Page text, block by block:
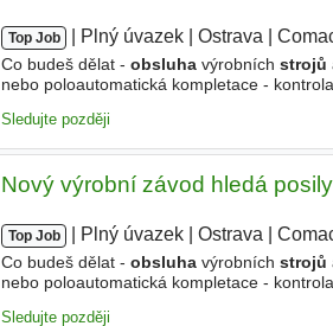
Top Job Plný úvazek Ostrava
Co budeš dělat - obsluhavýrobních strojů
nebo poloautomatická kompletace -
Sledujte později
Nový výrobní závod hledá
Top Job Plný úvazek Ostrava
Co budeš dělat - obsluhavýrobních strojů
nebo poloautomatická kompletace -
Sledujte později